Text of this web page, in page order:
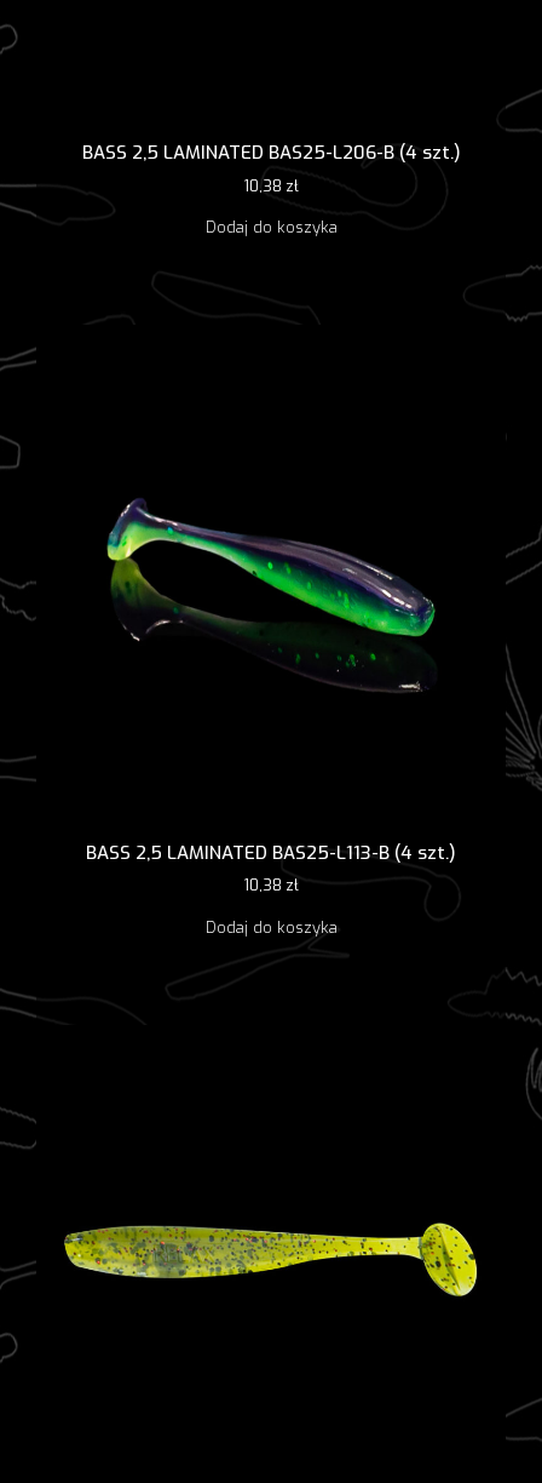
BASS 2,5 LAMINATED BAS25-L206-B (4 szt.)
10,38 zł
Dodaj do koszyka
BASS 2,5 LAMINATED BAS25-L113-B (4 szt.)
10,38 zł
Dodaj do koszyka